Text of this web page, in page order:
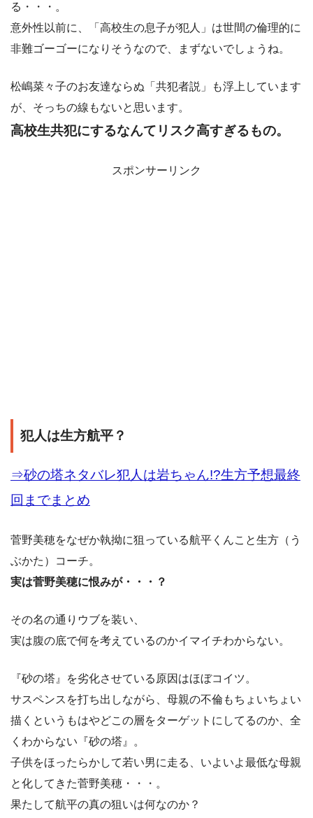
る・・・。
意外性以前に、「高校生の息子が犯人」は世間の倫理的に
非難ゴーゴーになりそうなので、まずないでしょうね。
松嶋菜々子のお友達ならぬ「共犯者説」も浮上しています
が、そっちの線もないと思います。
高校生共犯にするなんてリスク高すぎるもの。
スポンサーリンク
犯人は生方航平？
⇒砂の塔ネタバレ犯人は岩ちゃん!?生方予想最終
回までまとめ
菅野美穂をなぜか執拗に狙っている航平くんこと生方（う
ぶかた）コーチ。
実は菅野美穂に恨みが・・・？
その名の通りウブを装い、
実は腹の底で何を考えているのかイマイチわからない。
『砂の塔』を劣化させている原因はほぼコイツ。
サスペンスを打ち出しながら、母親の不倫もちょいちょい
描くというもはやどこの層をターゲットにしてるのか、全
くわからない『砂の塔』。
子供をほったらかして若い男に走る、いよいよ最低な母親
と化してきた菅野美穂・・・。
果たして航平の真の狙いは何なのか？